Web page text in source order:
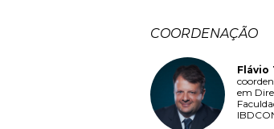
COORDENAÇÃO
Flávio
em